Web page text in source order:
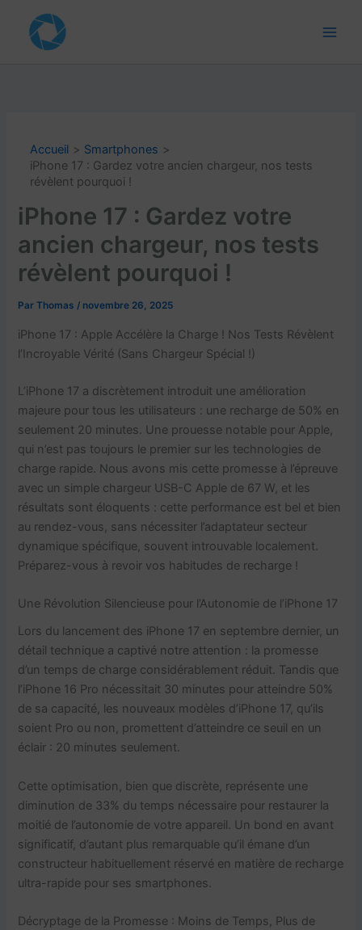
contenu
Accueil
Smartphones
iPhone 17 : Gardez votre ancien chargeur, nos tests
révèlent pourquoi !
iPhone 17 : Gardez votre
ancien chargeur, nos tests
révèlent pourquoi !
ParThomas/ novembre 26, 2025
iPhone 17 : Apple Accélère la Charge ! Nos Tests Révèlent
l’Incroyable Vérité (Sans Chargeur Spécial !)
L’iPhone 17 a discrètement introduit une amélioration
majeure pour tous les utilisateurs : une recharge de 50% en
seulement 20 minutes. Une prouesse notable pour Apple,
qui n’est pas toujours le premier sur les technologies de
charge rapide. Nous avons mis cette promesse à l’épreuve
avec un simple chargeur USB-C Apple de 67 W, et les
résultats sont éloquents : cette performance est bel et bien
au rendez-vous, sans nécessiter l’adaptateur secteur
dynamique spécifique, souvent introuvable localement.
Préparez-vous à revoir vos habitudes de recharge !
Une Révolution Silencieuse pour l’Autonomie de l’iPhone 17
Lors du lancement des iPhone 17 en septembre dernier, un
détail technique a captivé notre attention : la promesse
d’un temps de charge considérablement réduit. Tandis que
l’iPhone 16 Pro nécessitait 30 minutes pour atteindre 50%
de sa capacité, les nouveaux modèles d’iPhone 17, qu’ils
soient Pro ou non, promettent d’atteindre ce seuil en un
éclair : 20 minutes seulement.
Cette optimisation, bien que discrète, représente une
diminution de 33% du temps nécessaire pour restaurer la
moitié de l’autonomie de votre appareil. Un bond en avant
significatif, d’autant plus remarquable qu’il émane d’un
constructeur habituellement réservé en matière de recharge
ultra-rapide pour ses smartphones.
Décryptage de la Promesse : Moins de Temps, Plus de